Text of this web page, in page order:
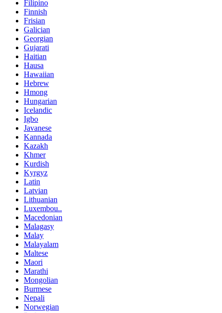
Filipino
Finnish
Frisian
Galician
Georgian
Gujarati
Haitian
Hausa
Hawaiian
Hebrew
Hmong
Hungarian
Icelandic
Igbo
Javanese
Kannada
Kazakh
Khmer
Kurdish
Kyrgyz
Latin
Latvian
Lithuanian
Luxembou..
Macedonian
Malagasy
Malay
Malayalam
Maltese
Maori
Marathi
Mongolian
Burmese
Nepali
Norwegian